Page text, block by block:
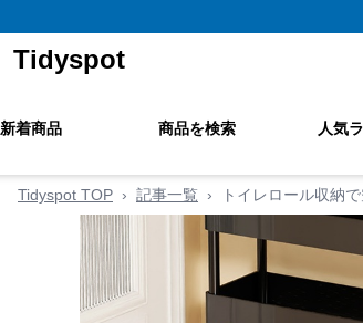
Tidyspot
新着商品 商品を検索 人気
Tidyspot TOP › 記事一覧 › トイレロール収納